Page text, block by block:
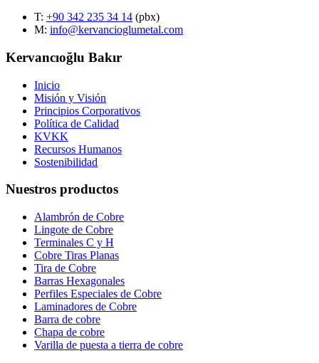
T: +90 342 235 34 14 (pbx)
M: info@kervancioglumetal.com
Kervancıoğlu Bakır
Inicio
Misión y Visión
Principios Corporativos
Política de Calidad
KVKK
Recursos Humanos
Sostenibilidad
Nuestros productos
Alambrón de Cobre
Lingote de Cobre
Terminales C y H
Cobre Tiras Planas
Tira de Cobre
Barras Hexagonales
Perfiles Especiales de Cobre
Laminadores de Cobre
Barra de cobre
Chapa de cobre
Varilla de puesta a tierra de cobre